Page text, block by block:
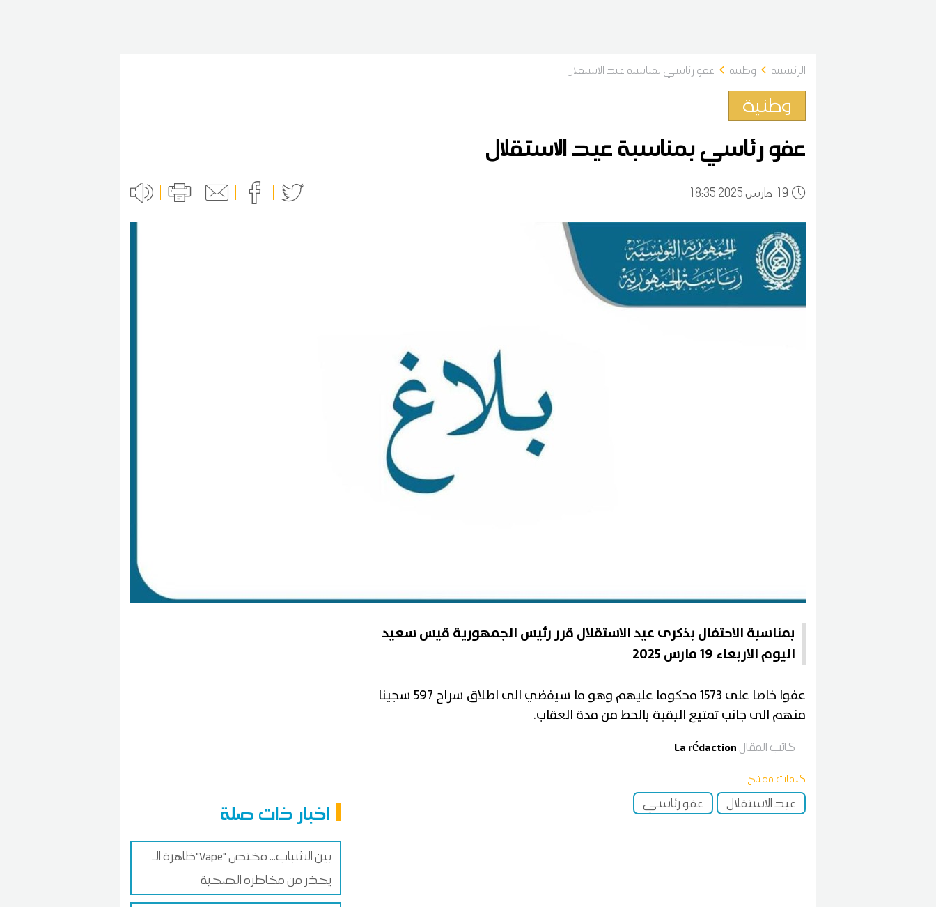
الرئيسية وطنية عفو رئاسي بمناسبة عيد الاستقلال
وطنية
عفو رئاسي بمناسبة عيد الاستقلال
19 18:35 2025 مارس
اخبار ذات صلة
ظاهرة الـ"Vape" بين الشباب... مختص
يحذر من مخاطره الصحية
بمناسبة الاحتفال بذكرى عيد الاستقلال قرر رئيس الجمهورية قيس سعيد
اليوم الاربعاء 19 مارس 2025
عفوا خاصا على 1573 محكوما عليهم وهو ما سيفضي الى اطلاق سراح 597 سجينا
منهم الى جانب تمتيع البقية بالحط من مدة العقاب.
كاتب المقال La rédaction
كلمات مفتاح
عيد الاستقلال عفو رئاسي